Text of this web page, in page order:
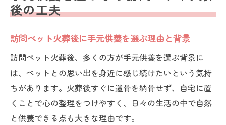
後の工夫
訪問ペット火葬後に手元供養を選ぶ理由と背景
訪問ペット火葬後、多くの方が手元供養を選ぶ背景に
は、ペットとの思い出を身近に感じ続けたいという気持
ちがあります。火葬後すぐに遺骨を納骨せず、自宅に置
くことで心の整理をつけやすく、日々の生活の中で自然
と供養できる点も大きな理由です。